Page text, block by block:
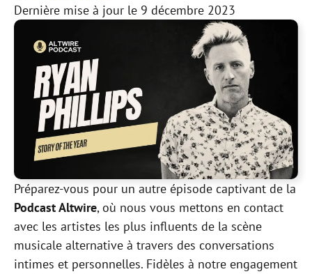
Dernière mise à jour le 9 décembre 2023
Préparez-vous pour un autre épisode captivant de la
Podcast Altwire, où nous vous mettons en contact
avec les artistes les plus influents de la scène
musicale alternative à travers des conversations
intimes et personnelles. Fidèles à notre engagement